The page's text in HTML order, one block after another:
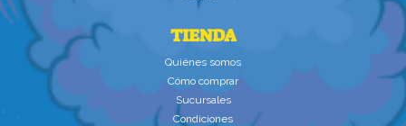
TIENDA
Quiénes somos
Cómo comprar
Sucursales
Condiciones